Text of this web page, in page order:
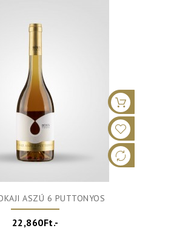
ASZÚ 6 PUTTONYOS
22,860Ft.-